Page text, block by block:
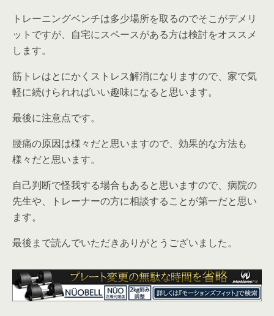
トレーニングベンチは多少場所を取るのでそこがデメリ
ット ですが、自宅にスペースがある方は検討をオススメ
します。
筋トレはとにかくストレス解消になりますので、家で気
軽に続けられればいい趣味になると思います。
最後に注意点です。
腰痛の原因は様々だと思いますので、効果的な方法も
様々だと思います。
自己判断で怪我する場合もあると思いますので、 病院の
先生や、トレーナーの方に相談することが第一だと思い
ます。
最後まで読んでいただきありがとうございました。